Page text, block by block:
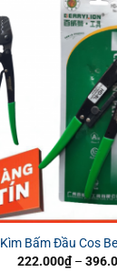
Kìm Bấm Đầu Cos
222.000₫ –